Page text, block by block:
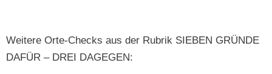
Weit­ere Orte-Checks aus der Rubrik SIEBEN GRÜNDE
DAFÜR – DREI DAGEGEN: